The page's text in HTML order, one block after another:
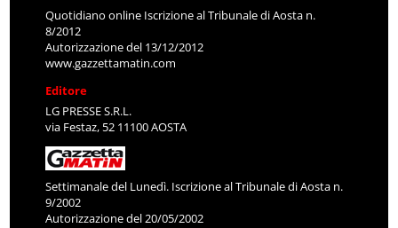
Quotidiano online Iscrizione al Tribunale di Aosta n.
8/2012
Autorizzazione del 13/12/2012
www.gazzettamatin.com
Editore
LG PRESSE S.R.L.
via Festaz, 52 11100 AOSTA
Settimanale del Lunedì. Iscrizione al Tribunale di Aosta n.
9/2002
Autorizzazione del 20/05/2002